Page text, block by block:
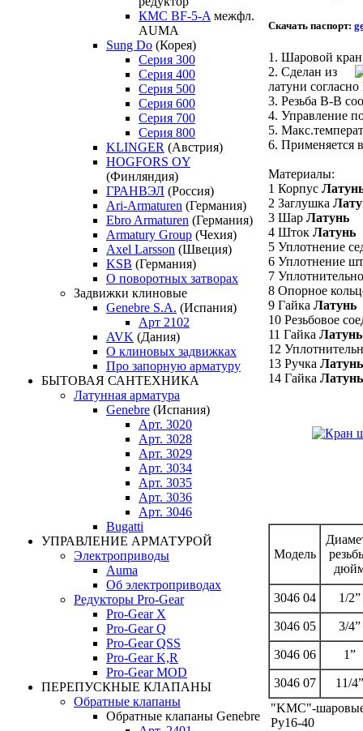
КМС BF-5-A межфл.
AUMA
Sung Do (Корея)
Серия 300
Серия 400
Серия 500
Серия 600
Серия 700
Серия 800
KLINGER (Австрия)
HOGFORS OY
(Финляндия)
ГРАНВЭЛ (Россия)
Ari-Armaturen (Германия)
Ebro Armaturen (Германия)
Armatury Group (Чехия)
Axel Larsson (Швеция)
KSB (Германия)
О поворотных затворах
Задвижки клиновые
Genebre S.A. (Испания)
Арт 2102
AVK (Дания)
О клиновых задвижках
Про запорную арматуру
БЫТОВАЯ САНТЕХНИКА
Латунная арматура
Genebre (Испания)
Арт. 3020
Арт. 3028
Арт. 3029
Арт. 3034
Арт. 3035
Арт. 3036
Арт. 3046
Bugatti
УПРАВЛЕНИЕ АРМАТУРОЙ
Электроприводы
Auma
Об электроприводах
Редукторы Pro-Gear
Pro-Gear X
Pro-Gear Q
Pro-Gear QSS
Pro-Gear K,R
Pro-Gear MOD
ПЕРЕПУСКНЫЕ КЛАПАНЫ
Обратные клапаны
Обратные клапаны Genebre
Скачать паспорт:
1. Шаровой
2. Сделан из
латуни
3. Резьба В-В
4. Управление
5.
6. Применяется
Материалы:
1 Корпус
2 Заглушка
3 Шар Латунь
4 Шток Латунь
5 Уплотнение
6 Уплотнение
7
8 Опорное
9 Гайка Латунь
10 Резьбовое
11 Гайка Латунь
12
13 Ручка Латунь
14 Гайка Латунь
Модель
3046 04 1/2”
3046 05 3/4”
3046 06 1”
3046 07
11/4”
"KMC"-
Ру16-40